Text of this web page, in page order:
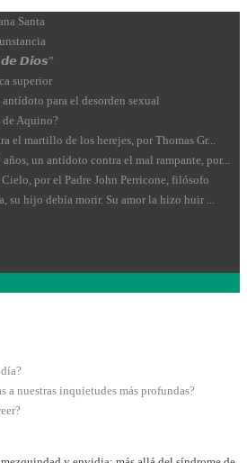
Santa
𝘿𝙞𝙤𝙨”
superior
para el desorden sexual
de Aquino?
el martillo de los herejes, por Thomas Gr...
un antídoto contra el mal rampante, por...
por el Padre John Perricone, filósofo
su hijo debía morir. Su amor la hizo huir ...
a nuestras inquietudes más profundas?